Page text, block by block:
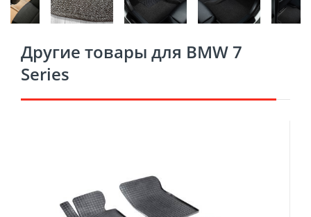
Другие товары для BMW 7
Series